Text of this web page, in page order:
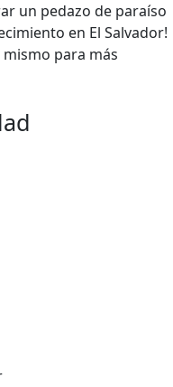
un pedazo de paraíso
en El Salvador!
para más